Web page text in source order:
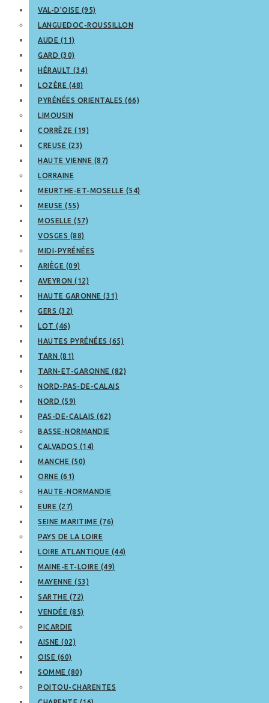
VAL-D’OISE (95)
LANGUEDOC-ROUSSILLON
AUDE (11)
GARD (30)
HÉRAULT (34)
LOZÈRE (48)
PYRÉNÉES ORIENTALES (66)
LIMOUSIN
CORRÈZE (19)
CREUSE (23)
HAUTE VIENNE (87)
LORRAINE
MEURTHE-ET-MOSELLE (54)
MEUSE (55)
MOSELLE (57)
VOSGES (88)
MIDI-PYRÉNÉES
ARIÈGE (09)
AVEYRON (12)
HAUTE GARONNE (31)
GERS (32)
LOT (46)
HAUTES PYRÉNÉES (65)
TARN (81)
TARN-ET-GARONNE (82)
NORD-PAS-DE-CALAIS
NORD (59)
PAS-DE-CALAIS (62)
BASSE-NORMANDIE
CALVADOS (14)
MANCHE (50)
ORNE (61)
HAUTE-NORMANDIE
EURE (27)
SEINE MARITIME (76)
PAYS DE LA LOIRE
LOIRE ATLANTIQUE (44)
MAINE-ET-LOIRE (49)
MAYENNE (53)
SARTHE (72)
VENDÉE (85)
PICARDIE
AISNE (02)
OISE (60)
SOMME (80)
POITOU-CHARENTES